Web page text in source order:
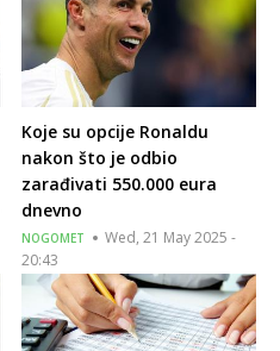
Koje su opcije Ronaldu
nakon što je odbio
zarađivati 550.000 eura
dnevno
NOGOMET
Wed, 21 May 2025 -
20:43